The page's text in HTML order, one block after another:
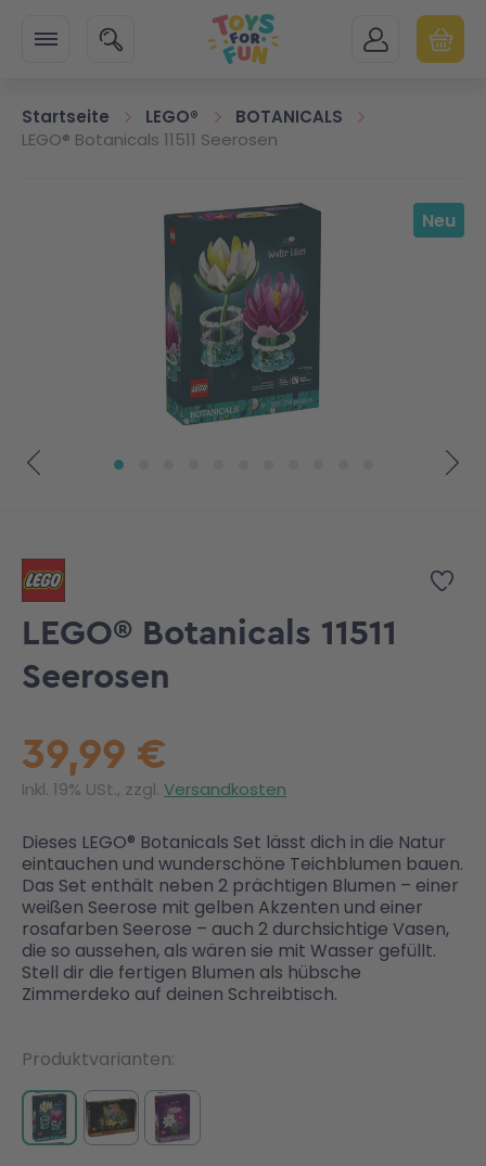
SUCHE MEIN KONTO
Startseite LEGO®
BOTANICALS
LEGO® Botanicals 11511 Seerosen
Zum Ende der Bildgalerie springen Neu
Zur
LEGO® Botanicals 11511
Seerosen
39,99 €
Inkl. 19% USt., zzgl. Versandkosten
Dieses LEGO® Botanicals Set lässt dich in die Natur
eintauchen und wunderschöne Teichblumen bauen.
Das Set enthält neben 2 prächtigen Blumen – einer
weißen Seerose mit gelben Akzenten und einer
rosafarben Seerose – auch 2 durchsichtige Vasen,
die so aussehen, als wären sie mit Wasser gefüllt.
Stell dir die fertigen Blumen als hübsche
Zimmerdeko auf deinen Schreibtisch.
Produktvarianten